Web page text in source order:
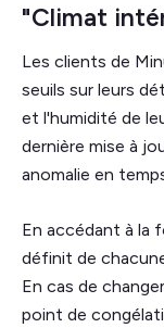
"Climat
Les clients de
seuils sur leurs
et l'humidité de
dernière mise à
anomalie en
En accédant à la
définit de
En cas de
point de